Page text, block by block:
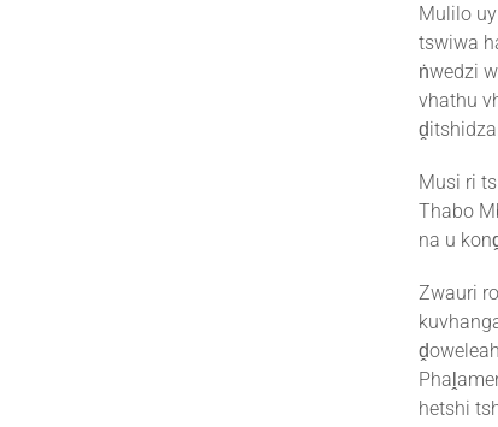
Mulilo
tswiwa
ṅwedzi
vhathu
ḓitshidza.
Musi ri
Thabo
na u
Zwauri
hetshi